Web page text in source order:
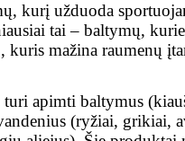
kurį užduoda
tai – baltymų,
mažina raumenų
apimti baltymus
(ryžiai, grikiai,